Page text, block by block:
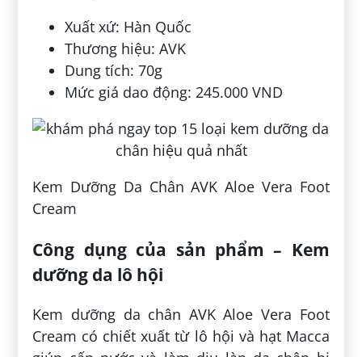
Xuất xứ: Hàn Quốc
Thương hiệu: AVK
Dung tích: 70g
Mức giá dao động: 245.000 VND
Kem Dưỡng Da Chân AVK Aloe Vera Foot
Cream
Công dụng của sản phẩm – Kem
dưỡng da lô hội
Kem dưỡng da chân AVK Aloe Vera Foot
Cream có chiết xuất từ lô hội và hạt Macca